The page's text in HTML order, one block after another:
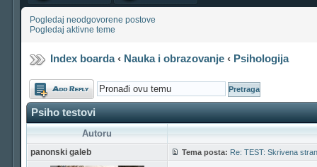
Pogledaj neodgovorene postove
Pogledaj aktivne teme
Index boarda‹ Nauka i obrazovanje‹ Psihologija
Odgovori
Psiho testovi
Autoru
panonski galeb Tema posta: Re: TEST: Skrivena